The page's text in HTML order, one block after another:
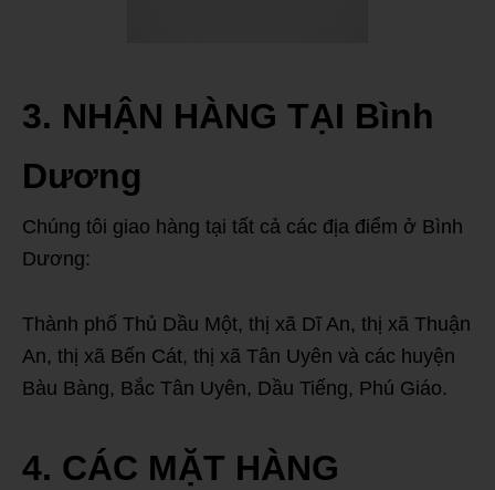
3. NHẬN HÀNG TẠI Bình
Dương
Chúng tôi giao hàng tại tất cả các địa điểm ở Bình
Dương:
Thành phố Thủ Dầu Một, thị xã Dĩ An, thị xã Thuận
An, thị xã Bến Cát, thị xã Tân Uyên và các huyện
Bàu Bàng, Bắc Tân Uyên, Dầu Tiếng, Phú Giáo.
4. CÁC MẶT HÀNG